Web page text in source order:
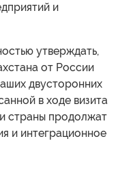
и
утверждать,
от России
двусторонних
в ходе визита
страны продолжат
и интеграционное